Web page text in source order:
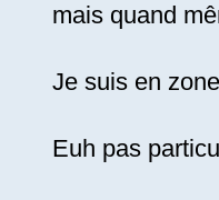
mais quand
Je suis en
Euh pas